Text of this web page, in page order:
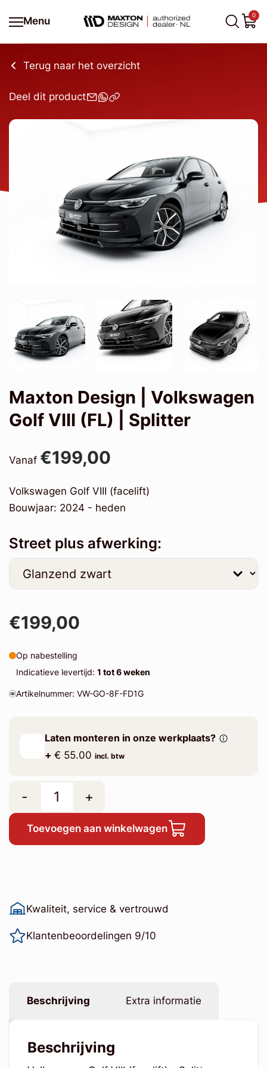
Menu
0
Terug naar het overzicht
Deel dit product
Maxton Design | Volkswagen
Golf VIII (FL) | Splitter
Vanaf €199,00
Volkswagen Golf VIII (facelift)
Bouwjaar: 2024 - heden
Street plus afwerking:
€199,00
Op nabestelling
Indicatieve levertijd: 1 tot 6 weken
Artikelnummer: VW-GO-8F-FD1G
Laten monteren in onze werkplaats?
+ € 55.00 incl. btw
- +
Toevoegen aan winkelwagen
Kwaliteit, service & vertrouwd
Klantenbeoordelingen 9/10
Beschrijving Extra informatie
Beschrijving